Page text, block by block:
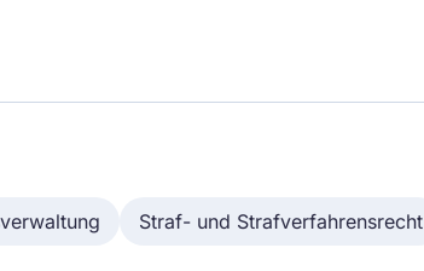
Straf- und Strafverfahrensrecht